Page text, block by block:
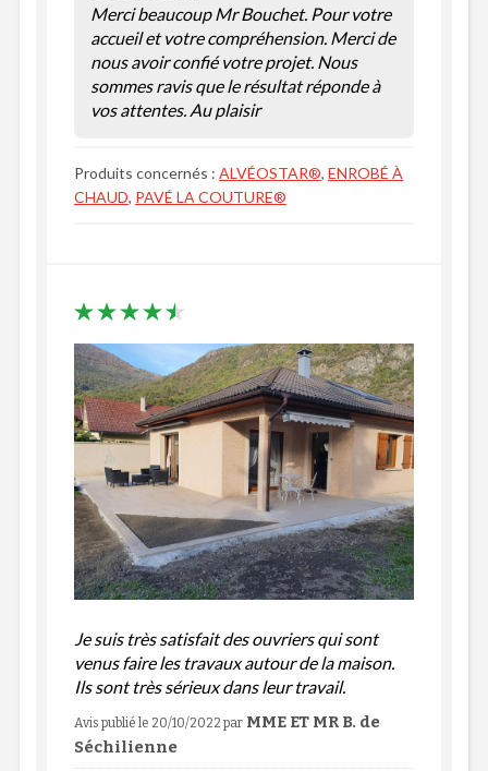
Merci beaucoup Mr Bouchet. Pour votre
accueil et votre compréhension. Merci de
nous avoir confié votre projet. Nous
sommes ravis que le résultat réponde à
vos attentes. Au plaisir
Produits concernés : ALVÉOSTAR®, ENROBÉ À
CHAUD, PAVÉ LA COUTURE®
Je suis très satisfait des ouvriers qui sont
venus faire les travaux autour de la maison.
Ils sont très sérieux dans leur travail.
Avis publié le 20/10/2022 par MME ET MR B. de
Séchilienne